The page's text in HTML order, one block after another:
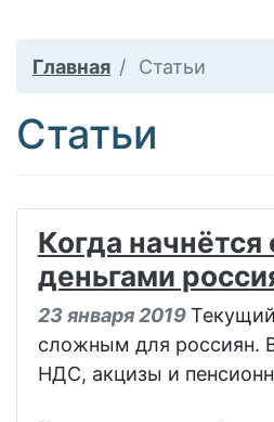
Главная Статьи
Статьи
Когда начнётся
деньгами
23 января 2019
сложным для россиян.
НДС, акцизы и